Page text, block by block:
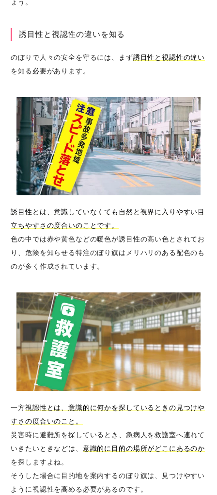
ょう。
誘目性と視認性の違いを知る
のぼりで人々の安全を守るには、まず誘目性と視認性の違い
を知る必要があります。
誘目性とは、意識していなくても自然と視界に入りやすい目
立ちやすさの度合いのことです。
色の中では赤や黄色などの暖色が誘目性の高い色とされてお
り、危険を知らせる特注のぼり旗はメリハリのある配色のも
のが多く作成されています。
一方視認性とは、意識的に何かを探しているときの見つけや
すさの度合いのこと。
災害時に避難所を探しているとき、急病人を救護室へ連れて
いきたいときなどは、 意識的に目的の場所がどこにあるのか
を探しますよね。
そうした場合に目的地を案内するのぼり旗は、見つけやすい
ように視認性を高める必要があるのです。